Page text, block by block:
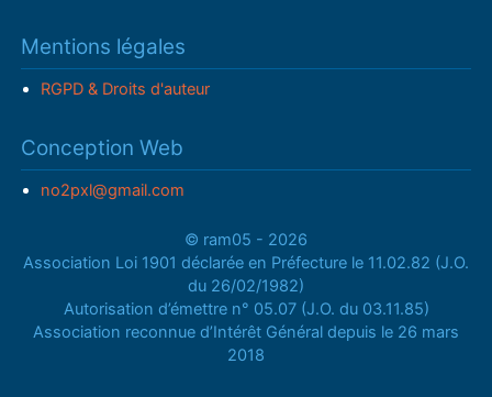
Mentions légales
RGPD & Droits d'auteur
Conception Web
no2pxl@gmail.com
© ram05 - 2026
Association Loi 1901 déclarée en Préfecture le 11.02.82 (J.O.
du 26/02/1982)
Autorisation d’émettre n° 05.07 (J.O. du 03.11.85)
Association reconnue d’Intérêt Général depuis le 26 mars
2018